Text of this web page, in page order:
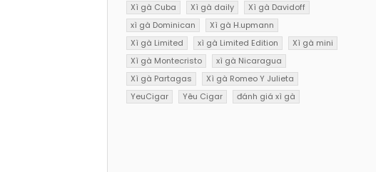
Xì gà Cuba
Xì gà daily
Xì gà Davidoff
xì gà Dominican
Xì gà H.upmann
Xì gà Limited
xì gà Limited Edition
Xì gà mini
Xì gà Montecristo
xì gà Nicaragua
Xì gà Partagas
Xì gà Romeo Y Julieta
YeuCigar
Yêu Cigar đánh giá xì gà